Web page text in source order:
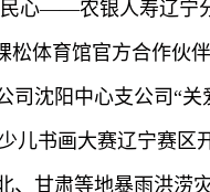
松体育馆官方合作伙伴
儿书画大赛辽宁赛区
、甘肃等地暴雨洪涝